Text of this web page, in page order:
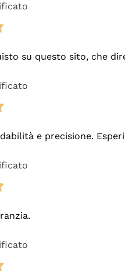
su questo sito, che
e precisione.